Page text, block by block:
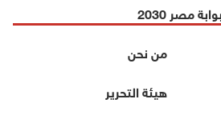
بوابة مصر 2030
من نحن
هيئة التحرير